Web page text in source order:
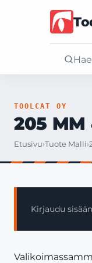
Yritys
TOOLCAT OY
205 MM
Etusivu›Tuote Malli›
Kirjaudu